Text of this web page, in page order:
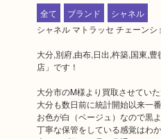
全て
ブランド
シャネル
シャネル マトラッセ チェーン
大分,別府,由布,日出,杵築,国東,
店」です！
大分市のM様より買取させていた
大分も数日前に統計開始以来一
お色が白（ベージュ）なので黒
丁寧な保管をしている感覚はわ